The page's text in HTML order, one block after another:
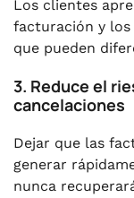
Los clientes
facturación y los
que pueden
3. Reduce el
cancelaciones
Dejar que las
generar
nunca